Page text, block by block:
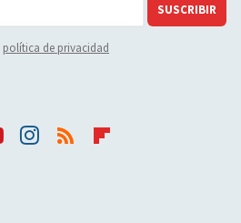
SUSCRIBIR
política de privacidad